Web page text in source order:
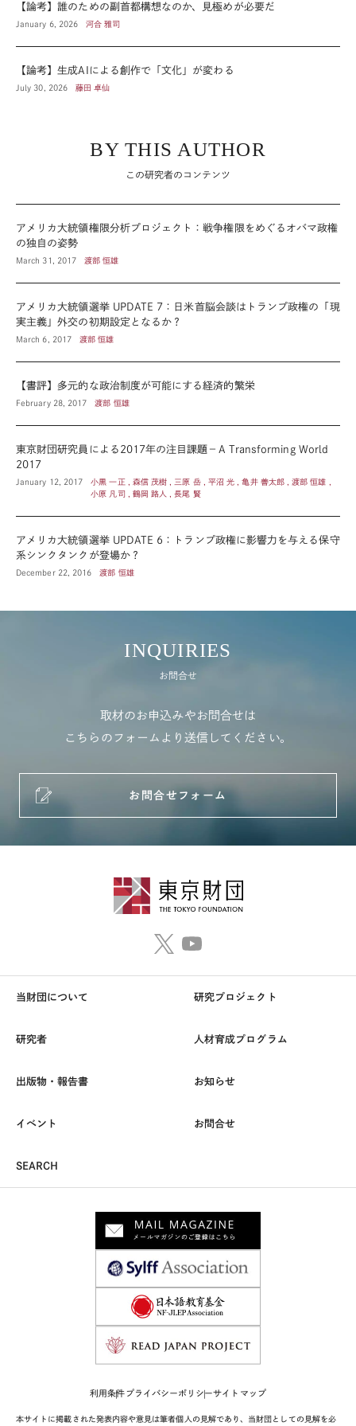
【論考】誰のための副首都構想なのか、見極めが必要だ
January 6, 2026 河合 雅司
【論考】生成AIによる創作で「文化」が変わる
July 30, 2026 藤田 卓仙
BY THIS AUTHOR
この研究者のコンテンツ
アメリカ大統領権限分析プロジェクト：戦争権限をめぐるオバマ政権
の独自の姿勢
March 31, 2017 渡部 恒雄
アメリカ大統領選挙 UPDATE 7：日米首脳会談はトランプ政権の「現
実主義」外交の初期設定となるか？
March 6, 2017 渡部 恒雄
【書評】多元的な政治制度が可能にする経済的繁栄
February 28, 2017 渡部 恒雄
東京財団研究員による2017年の注目課題－A Transforming World
2017
January 12, 2017
小黒 一正 , 森信 茂樹 , 三原 岳 , 平沼 光 , 亀井 善太郎 , 渡部 恒雄 ,
小原 凡司 , 鶴岡 路人 , 長尾 賢
アメリカ大統領選挙 UPDATE 6：トランプ政権に影響力を与える保守
系シンクタンクが登場か？
December 22, 2016 渡部 恒雄
INQUIRIES
お問合せ
取材のお申込みやお問合せは
こちらのフォームより送信してください。
お問合せフォーム
当財団について 研究プロジェクト
研究者 人材育成プログラム
出版物・報告書 お知らせ
イベント お問合せ
SEARCH
利用条件プライバシーポリシーサイトマップ
本サイトに掲載された発表内容や意見は筆者個人の見解であり、当財団としての見解を必